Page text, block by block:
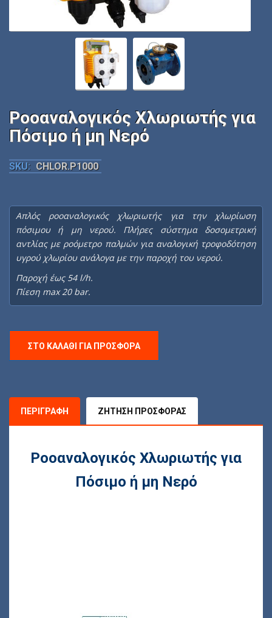
Ροοαναλογικός Χλωριωτής για
Πόσιμο ή μη Νερό
SKU: CHLOR.P1000
Απλός ροοαναλογικός χλωριωτής για την χλωρίωση
πόσιμου ή μη νερού. Πλήρες σύστημα δοσομετρική
αντλίας με ροόμετρο παλμών για αναλογική τροφοδότηση
υγρού χλωρίου ανάλογα με την παροχή του νερού.
Παροχή έως 54 l/h.
Πίεση max 20 bar.
ΣΤΟ ΚΑΛΆΘΙ ΓΙΑ ΠΡΟΣΦΟΡΆ
ΠΕΡΙΓΡΑΦΉ ΖΉΤΗΣΗ ΠΡΟΣΦΟΡΆΣ
Ροοαναλογικός Χλωριωτής για
Πόσιμο ή μη Νερό